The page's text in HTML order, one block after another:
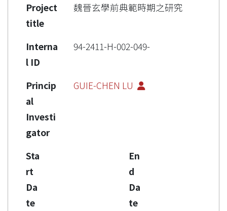
Project
title
魏晉玄學前典範時期之研究
Interna
l ID
94-2411-H-002-049-
Princip
al
Investi
gator
GUIE-CHEN LU
Sta
rt
Da
te
En
d
Da
te